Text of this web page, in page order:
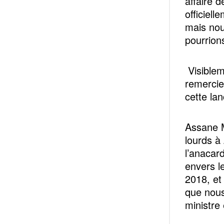
mais
cette
Assane
lourds à
envers
2018,
que
ministre